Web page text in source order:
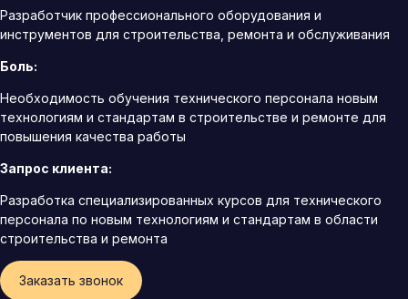
Разработчик профессионального оборудования и
инструментов для строительства, ремонта и обслуживания
Боль:
Необходимость обучения технического персонала новым
технологиям и стандартам в строительстве и ремонте для
повышения качества работы
Запрос клиента:
Разработка специализированных курсов для технического
персонала по новым технологиям и стандартам в области
строительства и ремонта
Заказать звонок